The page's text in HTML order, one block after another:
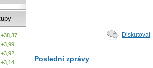
Diskutovat
Poslední zprávy
+38,37
+3,99
+3,92
+3,14